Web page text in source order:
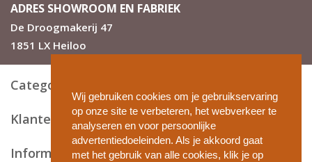
Wij gebruiken cookies om je gebruikservaring
op onze site te verbeteren, het webverkeer te
analyseren en voor persoonlijke
advertentiedoeleinden. Als je akkoord gaat
met het gebruik van alle cookies, klik je op
ADRES SHOWROOM EN FABRIEK
De Droogmakerij 47
1851 LX Heiloo
Categorieën
Klantenservice
Informatie en tips